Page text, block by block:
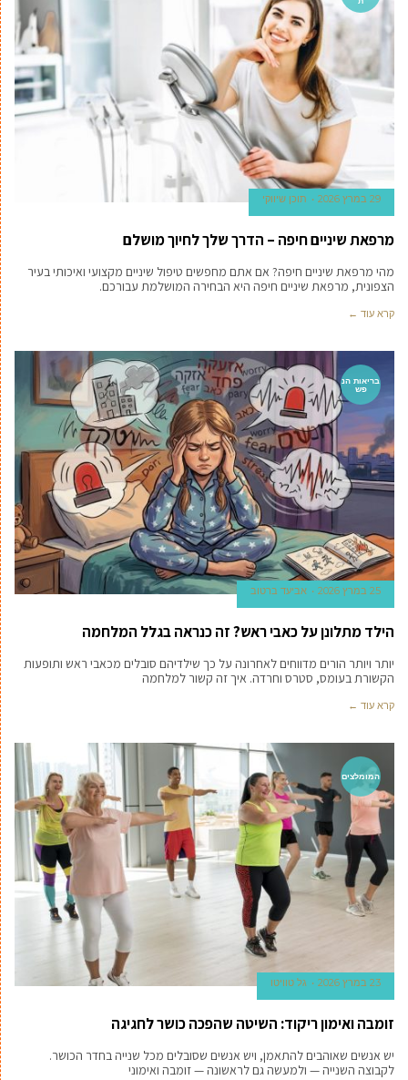
29 במרץ 2026 תוכן שיווקי
מרפאת שיניים חיפה – הדרך שלך לחיוך מושלם
מהי מרפאת שיניים חיפה? אם אתם מחפשים טיפול שיניים מקצועי ואיכותי בעיר
הצפונית, מרפאת שיניים חיפה היא הבחירה המושלמת עבורכם.
קרא עוד ←
בריאות הנ
פש
25 במרץ 2026 אביעד ברטוב
הילד מתלונן על כאבי ראש? זה כנראה בגלל המלחמה
יותר ויותר הורים מדווחים לאחרונה על כך שילדיהם סובלים מכאבי ראש ותופעות
הקשורת בעומס, סטרס וחרדה. איך זה קשור למלחמה
קרא עוד ←
המומלצים
23 במרץ 2026 גל טוויטו
זומבה ואימון ריקוד: השיטה שהפכה כושר לחגיגה
יש אנשים שאוהבים להתאמן, ויש אנשים שסובלים מכל שנייה בחדר הכושר.
לקבוצה השנייה — ולמעשה גם לראשונה — זומבה ואימוני